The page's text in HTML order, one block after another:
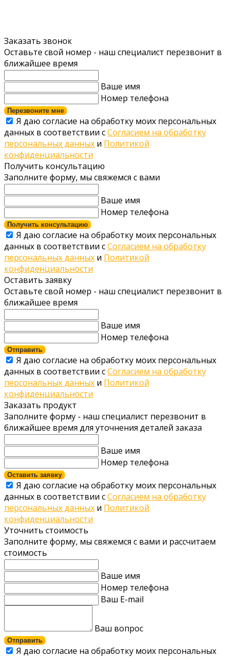
Заказать звонок
Оставьте свой номер - наш специалист перезвонит в
ближайшее время
Ваше имя
Номер телефона
Перезвоните мне
Я даю согласие на обработку моих персональных
данных в соответствии сСогласием на обработку
персональных данных и Политикой
конфиденциальности
Получить консультацию
Заполните форму, мы свяжемся с вами
Ваше имя
Номер телефона
Получить консультацию
Я даю согласие на обработку моих персональных
данных в соответствии сСогласием на обработку
персональных данных и Политикой
конфиденциальности
Оставить заявку
Оставьте свой номер - наш специалист перезвонит в
ближайшее время
Ваше имя
Номер телефона
Отправить
Я даю согласие на обработку моих персональных
данных в соответствии сСогласием на обработку
персональных данных и Политикой
конфиденциальности
Заказать продукт
Заполните форму - наш специалист перезвонит в
ближайшее время для уточнения деталей заказа
Ваше имя
Номер телефона
Оставить заявку
Я даю согласие на обработку моих персональных
данных в соответствии сСогласием на обработку
персональных данных и Политикой
конфиденциальности
Уточнить стоимость
Заполните форму, мы свяжемся с вами и рассчитаем
стоимость
Ваше имя
Номер телефона
Ваш E-mail
Ваш вопрос
Отправить
Я даю согласие на обработку моих персональных